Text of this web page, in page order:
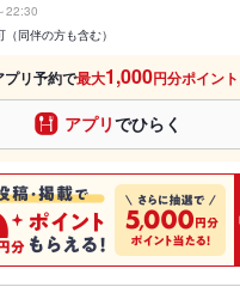
22:30
同伴の方も含む）
リ予約で最大1,000円分ポイント
アプリでひらく